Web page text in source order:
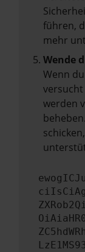
führen,
mehr
Wende
Wenn
werden